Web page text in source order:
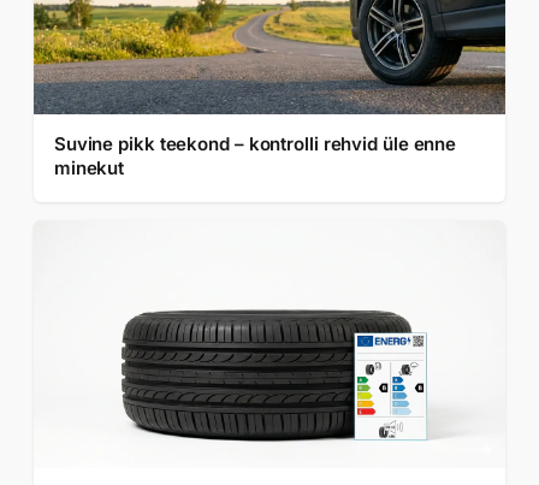
Suvine pikk teekond – kontrolli rehvid üle enne
minekut